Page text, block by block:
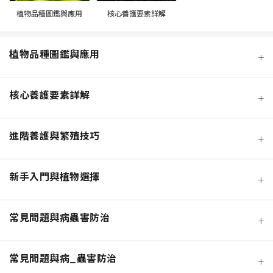
植物品種圖鑑與應用 核心養護要素詳解
植物品種圖鑑與應用 +
寵物安全與有毒植物清單
功能性植物推薦 (淨化空氣)
核心養護要素詳解 +
施肥策略：植物的營養補充
進階養護與繁殖技巧 +
新手入門與植物選擇 +
常見問題與病蟲害防治 +
常見問題與病_蟲害防治 +